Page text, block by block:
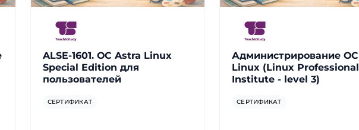
ALSE-1601. ОС Astra Linux
Special Edition для
пользователей
СЕРТИФИКАТ
Администрирование ОС
Linux (Linux Professional
Institute - level 3)
СЕРТИФИКАТ